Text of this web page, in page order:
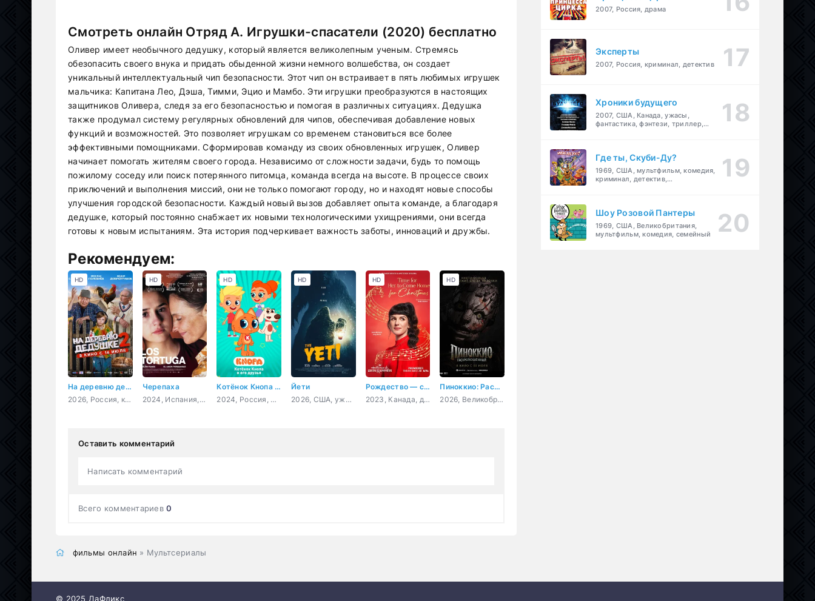
Смотреть онлайн Отряд А. Игрушки-спасатели (2020) бесплатно
Оливер имеет необычного дедушку, который является великолепным ученым. Стремясь
обезопасить своего внука и придать обыденной жизни немного волшебства, он создает
уникальный интеллектуальный чип безопасности. Этот чип он встраивает в пять любимых игрушек
мальчика: Капитана Лео, Дэша, Тимми, Эцио и Мамбо. Эти игрушки преобразуются в настоящих
защитников Оливера, следя за его безопасностью и помогая в различных ситуациях. Дедушка
также продумал систему регулярных обновлений для чипов, обеспечивая добавление новых
функций и возможностей. Это позволяет игрушкам со временем становиться все более
эффективными помощниками. Сформировав команду из своих обновленных игрушек, Оливер
начинает помогать жителям своего города. Независимо от сложности задачи, будь то помощь
пожилому соседу или поиск потерянного питомца, команда всегда на высоте. В процессе своих
приключений и выполнения миссий, они не только помогают городу, но и находят новые способы
улучшения городской безопасности. Каждый новый вызов добавляет опыта команде, а благодаря
дедушке, который постоянно снабжает их новыми технологическими ухищрениями, они всегда
готовы к новым испытаниям. Эта история подчеркивает важность заботы, инноваций и дружбы.
Рекомендуем:
На деревню дедушке 2
2026, Россия, комедия, семейный
HD
Черепаха
2024, Испания, Чили, драма
HD
Котёнок Кнопа и его друзья
2024, Россия, мультфильм, комедия, приключения, семейный
HD
Йети
2026, США, ужасы
HD
Рождество — самое время вернуться домой
2023, Канада, драма, мелодрама
HD
Пиноккио: Раскрепощённый
2026, Великобритания, США, ужасы, фэнтези, триллер
HD
Оставить комментарий
Написать комментарий
Всего комментариев0
фильмы онлайн » Мультсериалы
2007, Россия, драма
Эксперты
2007, Россия, криминал, детектив
Хроники будущего
2007, США, Канада, ужасы,
фантастика, фэнтези, триллер,
Где ты, Скуби-Ду?
1969, США, мультфильм, комедия,
криминал, детектив,
Шоу Розовой Пантеры
1969, США, Великобритания,
мультфильм, комедия, семейный
© 2025 ДаФликс